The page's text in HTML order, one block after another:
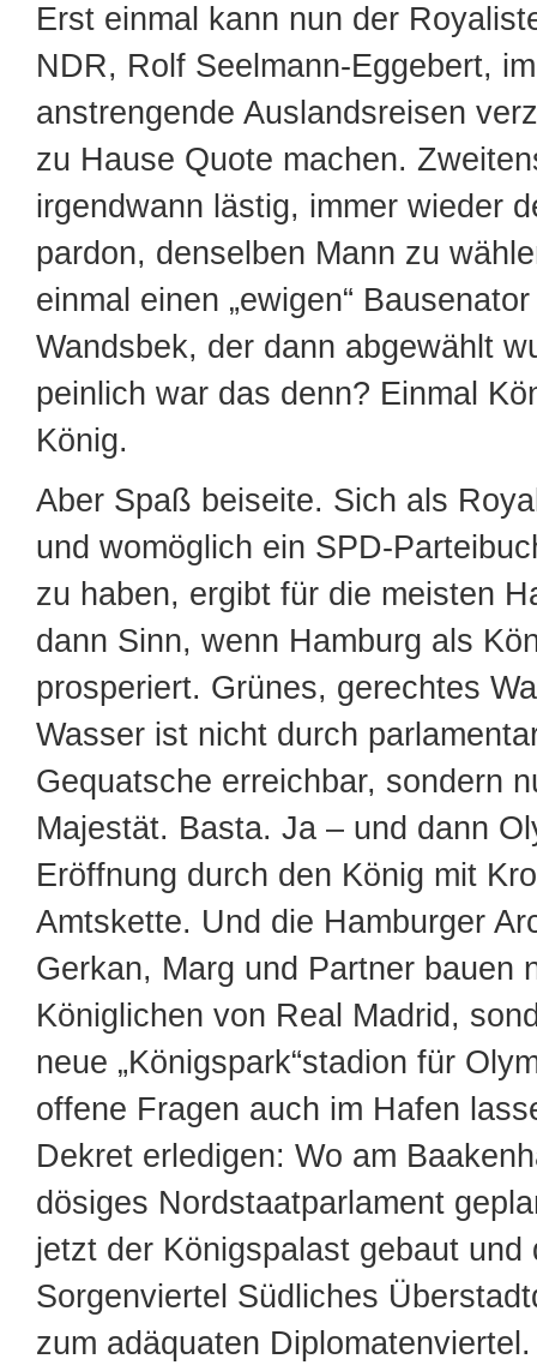
Erst einmal kann nun der
NDR, Rolf Seelmann-Eggebert,
anstrengende Auslandsreisen
zu Hause Quote machen.
irgendwann lästig, immer wieder
pardon, denselben Mann zu
einmal einen „ewigen“
Wandsbek, der dann abgewählt
peinlich war das denn? Einmal
König.
Aber Spaß beiseite. Sich als
und womöglich ein SPD-
zu haben, ergibt für die meisten
dann Sinn, wenn Hamburg als
prosperiert. Grünes, gerechtes
Wasser ist nicht durch
Gequatsche erreichbar, sondern
Majestät. Basta. Ja – und dann
Eröffnung durch den König mit
Amtskette. Und die Hamburger
Gerkan, Marg und Partner bauen
Königlichen von Real Madrid,
neue „Königspark“stadion für
offene Fragen auch im Hafen
Dekret erledigen: Wo am
dösiges Nordstaatparlament
jetzt der Königspalast gebaut und
Sorgenviertel Südliches
zum adäquaten